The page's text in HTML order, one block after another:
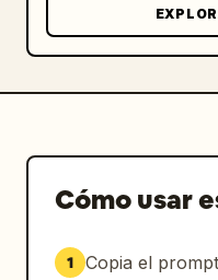
Cómo usar
1 Copia el